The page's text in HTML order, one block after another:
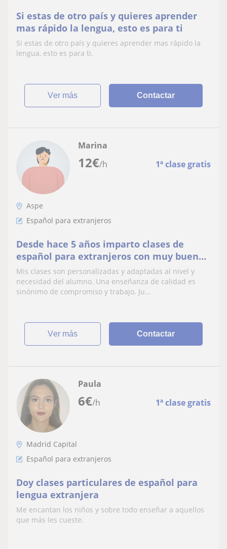
Si estas de otro país y quieres aprender
mas rápido la lengua, esto es para ti
Si estas de otro país y quieres aprender mas rápido la
lengua, esto es para ti.
ver más Contactar
12€/h 1ª clase gratis
Marina
Aspe
Español para extranjeros
Desde hace 5 años imparto clases de
español para extranjeros con muy buenos
resultados. Te espero!
Mis clases son personalizadas y adaptadas al nivel y
necesidad del alumno. Una enseñanza de calidad es
sinónimo de compromiso y trabajo. Ju...
ver más Contactar
6€/h 1ª clase gratis
Paula
Madrid Capital
Español para extranjeros
Doy clases particulares de español para
lengua extranjera
Me encantan los niños y sobre todo enseñar a aquellos
que más les cueste.